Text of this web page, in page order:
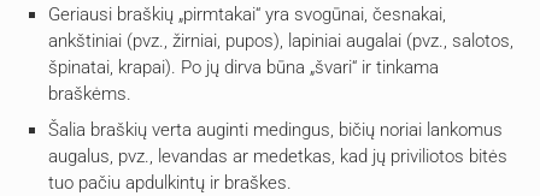
Geriausi braškių „pirmtakai“ yra svogūnai, česnakai,
ankštiniai (pvz., žirniai, pupos), lapiniai augalai (pvz., salotos,
špinatai, krapai). Po jų dirva būna „švari“ ir tinkama
braškėms.
Šalia braškių verta auginti medingus, bičių noriai lankomus
augalus, pvz., levandas ar medetkas, kad jų priviliotos bitės
tuo pačiu apdulkintų ir braškes.